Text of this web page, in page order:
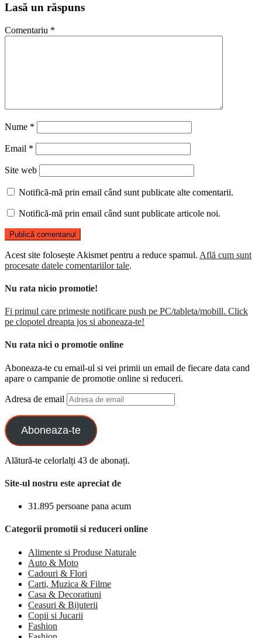
Lasă un răspuns
Comentariu *
Nume *
Email *
Site web
Notifică-mă prin email când sunt publicate alte comentarii.
Notifică-mă prin email când sunt publicate articole noi.
Acest site folosește Akismet pentru a reduce spamul. Află cum sunt
procesate datele comentariilor tale.
Nu rata nicio promotie!
Fi primul care primeste notificare push pe PC/tableta/mobill. Click
pe clopotel dreapta jos si aboneaza-te!
Nu rata nici o promotie online
Aboneaza-te cu email-ul si vei primii un email de fiecare data cand
apare o campanie de promotie online si reduceri.
Adresa de email
Aboneaza-te
Alătură-te celorlalți 43 de abonați.
Site-ul nostru este apreciat de
31.895 persoane pana acum
Categorii promotii si reduceri online
Alimente si Produse Naturale
Auto & Moto
Cadouri & Flori
Carti, Muzica & Filme
Casa & Decoratiuni
Ceasuri & Bijuterii
Copii si Jucarii
Fashion